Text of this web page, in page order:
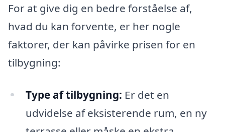
For at give dig en bedre forståelse af,
hvad du kan forvente, er her nogle
faktorer, der kan påvirke prisen for en
tilbygning:
Type af tilbygning: Er det en
udvidelse af eksisterende rum, en ny